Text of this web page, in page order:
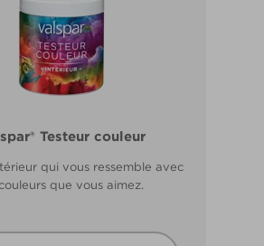
Testeur couleur
qui vous ressemble avec
que vous aimez.
Pro Extérieur Boiseries et
fissures et à l’écaillage. Résiste